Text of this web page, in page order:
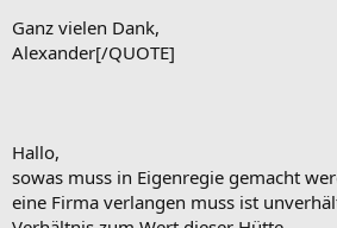
Ganz vielen Dank,
Alexander[/QUOTE]
Hallo,
sowas muss in Eigenregie gemacht
eine Firma verlangen muss ist